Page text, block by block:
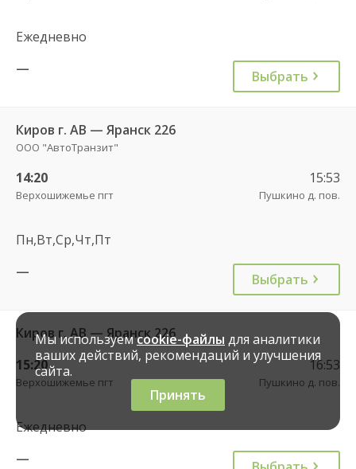
Ежедневно
—
Выбрать
Киров г. АВ — Яранск 226
ООО "АвтоТранзит"
14:20
Верхошижемье пгт
15:53
Пушкино д. пов.
Пн,Вт,Ср,Чт,Пт
—
Выбрать
Киров г. АВ — Яранск 226
15:20
Верхошижемье пгт
16:53
Пушкино д. пов.
Ежедневно
—
Мы используемcookie-файлы для аналитики
ваших действий, рекомендаций и улучшения
сайта.
Принять